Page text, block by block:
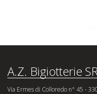
A.Z. Bigiotterie
Via Ermes di Colloredo n° 45 -